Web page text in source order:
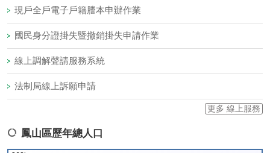
現戶全戶電子戶籍謄本申辦作業
國民身分證掛失暨撤銷掛失申請作業
線上調解聲請服務系統
法制局線上訴願申請
更多 線上服務
鳳山區歷年總人口